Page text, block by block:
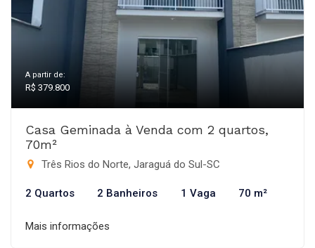
A partir de:
R$ 379.800
Casa Geminada à Venda com 2 quartos,
70m²
Três Rios do Norte, Jaraguá do Sul-SC
2 Quartos 2 Banheiros 1 Vaga 70 m²
Mais informações